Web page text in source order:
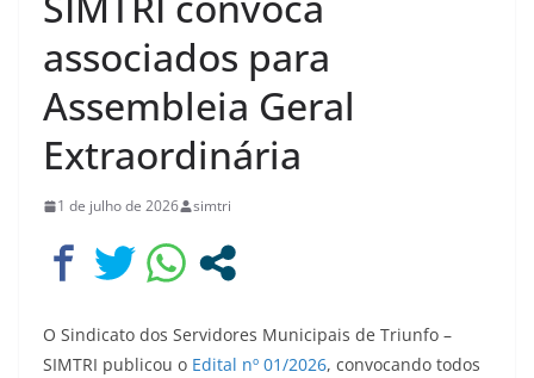
associados para
Assembleia Geral
Extraordinária
1 de julho de 2026 simtri
O Sindicato dos Servidores Municipais de Triunfo –
SIMTRI publicou o Edital nº 01/2026, convocando todos